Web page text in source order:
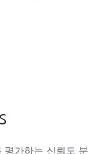
평가하는 신뢰도 분